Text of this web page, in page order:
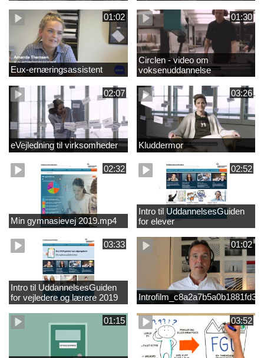
01:02
Eux-ernæringsassistent
01:30
Circlen - video om
voksenuddannelse
02:07
eVejledning til virksomheder
03:26
Kluddermor
02:32
Min gymnasievej 2019.mp4
02:52
Intro til UddannelsesGuiden
for elever
03:33
Intro til UddannelsesGuiden
for vejledere og lærere 2019
01:02
01:15 03:52